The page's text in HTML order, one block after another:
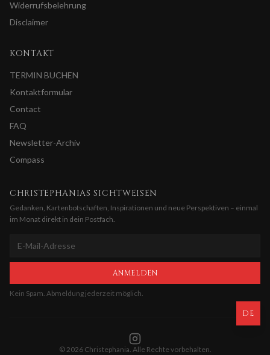
Widerrufsbelehrung
Disclaimer
KONTAKT
TERMIN BUCHEN
Kontaktformular
Contact
FAQ
Newsletter-Archiv
Compass
CHRISTEPHANIAS SICHTWEISEN
Gedanken, Kartenbotschaften, Inspirationen und neue Perspektiven – einmal
im Monat direkt in dein Postfach.
ANMELDEN
Kein Spam. Abmeldung jederzeit möglich.
©2026Christephania. Alle Rechte vorbehalten.
DE